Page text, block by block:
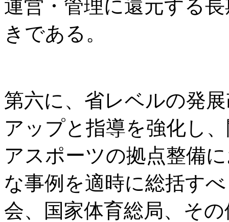
運営・管理に還元する
きである。
第六に、省レベルの発
アップと指導を強化し
アスポーツの拠点整備
な事例を適時に総括す
会、国家体育総局、そ